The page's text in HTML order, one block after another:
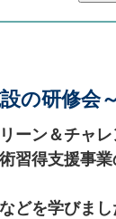
の研修会
ーン＆チャ
習得支援事
どを学びまし